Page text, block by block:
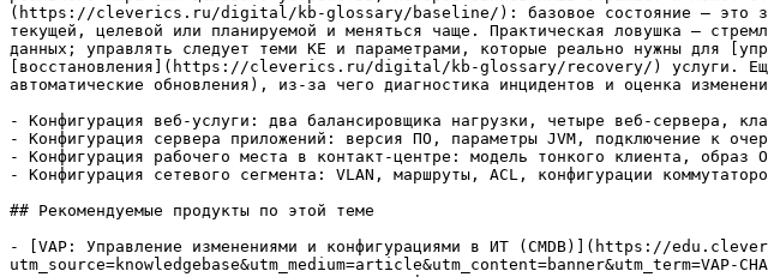
(https://cleverics.ru/digital/kb-glossary/baseline/): базовое состояние — это
текущей, целевой или планируемой и меняться чаще. Практическая ловушка —
данных; управлять следует теми КЕ и параметрами, которые реально нужны
[восстановления](https://cleverics.ru/digital/kb-glossary/recovery/) услуги. Ещё
автоматические обновления), из-за чего диагностика инцидентов и оценка
- Конфигурация веб-услуги: два балансировщика нагрузки, четыре веб-сервера,
- Конфигурация сервера приложений: версия ПО, параметры JVM, подключение к
- Конфигурация рабочего места в контакт-центре: модель тонкого клиента, образ
- Конфигурация сетевого сегмента: VLAN, маршруты, ACL, конфигурации
## Рекомендуемые продукты по этой теме
- [VAP: Управление изменениями и конфигурациями в ИТ (CMDB)](https://
utm_source=knowledgebase&utm_medium=article&utm_content=banner&utm_term=VAP-